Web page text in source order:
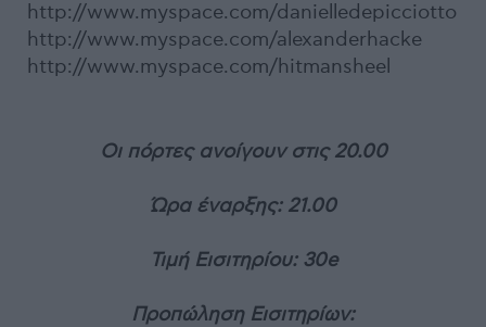
http://www.myspace.com/danielledepicciotto
http://www.myspace.com/alexanderhacke
http://www.myspace.com/hitmansheel
Οι πόρτες ανοίγουν στις 20.00
Ώρα έναρξης: 21.00
Τιμή Εισιτηρίου: 30e
Προπώληση Εισιτηρίων: